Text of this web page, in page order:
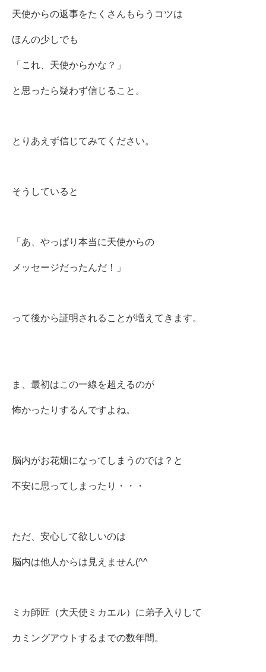
天使からの返事をたくさんもらうコツは
ほんの少しでも
「これ、天使からかな？」
と思ったら疑わず信じること。
とりあえず信じてみてください。
そうしていると
「あ、やっぱり本当に天使からの
メッセージだったんだ！」
って後から証明されることが増えてきます。
ま、最初はこの一線を超えるのが
怖かったりするんですよね。
脳内がお花畑になってしまうのでは？と
不安に思ってしまったり・・・
ただ、安心して欲しいのは
脳内は他人からは見えません(^^ゞ
ミカ師匠（大天使ミカエル）に弟子入りして
カミングアウトするまでの数年間。